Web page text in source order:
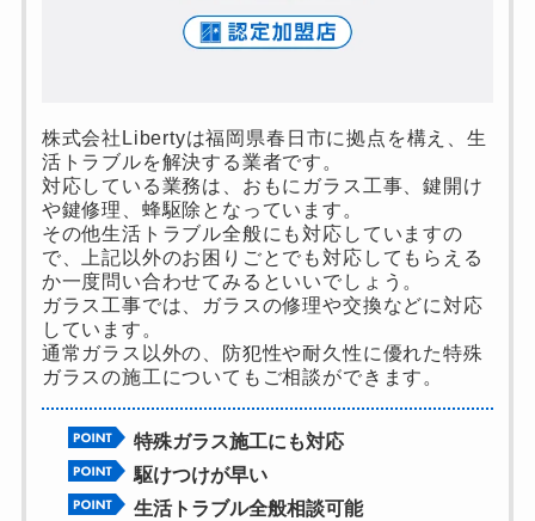
株式会社Libertyは福岡県春日市に拠点を構え、生
活トラブルを解決する業者です。
対応している業務は、おもにガラス工事、鍵開け
や鍵修理、蜂駆除となっています。
その他生活トラブル全般にも対応していますの
で、上記以外のお困りごとでも対応してもらえる
か一度問い合わせてみるといいでしょう。
ガラス工事では、ガラスの修理や交換などに対応
しています。
通常ガラス以外の、防犯性や耐久性に優れた特殊
ガラスの施工についてもご相談ができます。
特殊ガラス施工にも対応
駆けつけが早い
生活トラブル全般相談可能